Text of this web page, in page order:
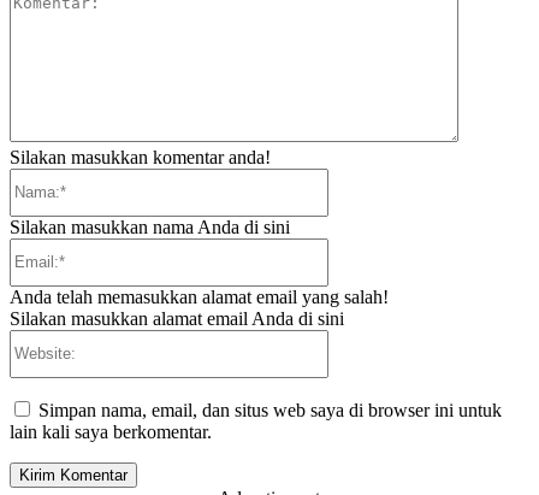
Silakan masukkan komentar anda!
Silakan masukkan nama Anda di sini
Anda telah memasukkan alamat email yang salah!
Silakan masukkan alamat email Anda di sini
Simpan nama, email, dan situs web saya di browser ini untuk
lain kali saya berkomentar.